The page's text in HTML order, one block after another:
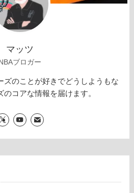
マッツ
ブロガー
ズのことが好きでどうしようもな
コアな情報を届けます。